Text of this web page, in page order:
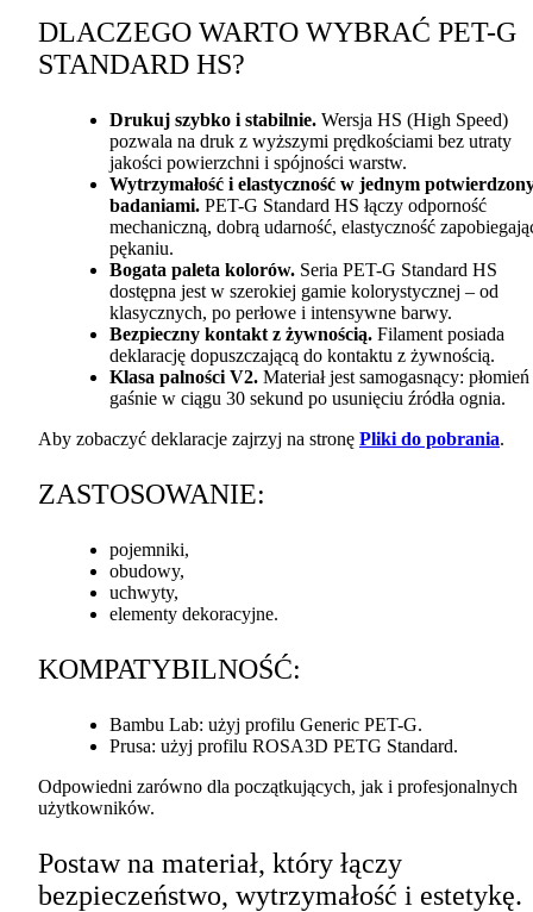
DLACZEGO WARTO WYBRAĆ PET-G
STANDARD HS?
Drukuj szybko i stabilnie. Wersja HS (High Speed)
pozwala na druk z wyższymi prędkościami bez utraty
jakości powierzchni i spójności warstw.
Wytrzymałość i elastyczność w jednym
badaniami. PET-G Standard HS łączy odporność
mechaniczną, dobrą udarność, elastyczność
pękaniu.
Bogata paleta kolorów. Seria PET-G Standard HS
dostępna jest w szerokiej gamie kolorystycznej – od
klasycznych, po perłowe i intensywne barwy.
Bezpieczny kontakt z żywnością. Filament posiada
deklarację dopuszczającą do kontaktu z żywnością.
Klasa palności V2. Materiał jest samogasnący: płomień
gaśnie w ciągu 30 sekund po usunięciu źródła ognia.
Aby zobaczyć deklaracje zajrzyj na stronę Pliki do pobrania.
ZASTOSOWANIE:
pojemniki,
obudowy,
uchwyty,
elementy dekoracyjne.
KOMPATYBILNOŚĆ:
Bambu Lab: użyj profilu Generic PET-G.
Prusa: użyj profilu ROSA3D PETG Standard.
Odpowiedni zarówno dla początkujących, jak i profesjonalnych
użytkowników.
Postaw na materiał, który łączy
bezpieczeństwo, wytrzymałość i estetykę.